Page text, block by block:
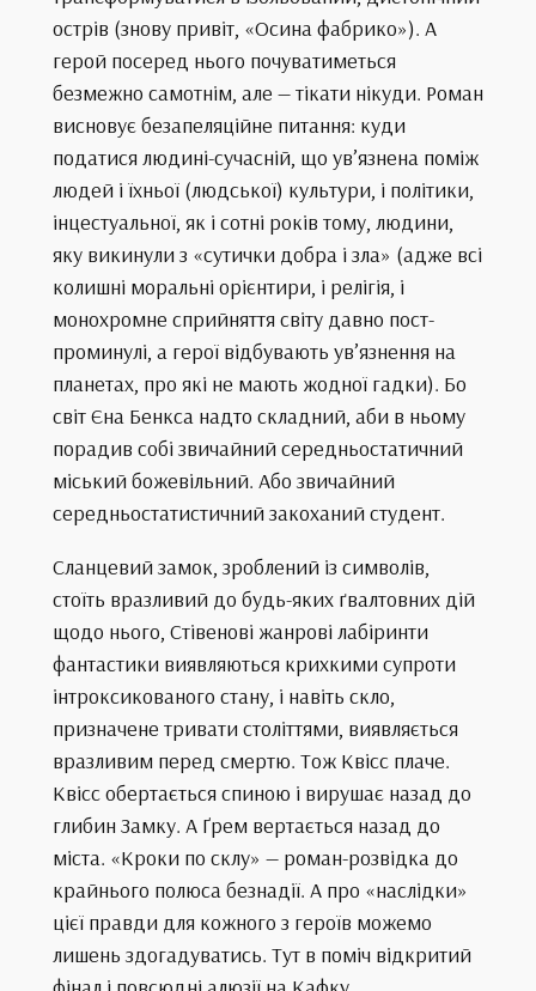
острів (знову привіт, «Осина фабрико»). А
герой посеред нього почуватиметься
безмежно самотнім, але — тікати нікуди. Роман
висновує безапеляційне питання: куди
податися людині-сучасній, що ув’язнена поміж
людей і їхньої (людської) культури, і політики,
інцестуальної, як і сотні років тому, людини,
яку викинули з «сутички добра і зла» (адже всі
колишні моральні орієнтири, і релігія, і
монохромне сприйняття світу давно пост-
проминулі, а герої відбувають ув’язнення на
планетах, про які не мають жодної гадки). Бо
світ Єна Бенкса надто складний, аби в ньому
порадив собі звичайний середньостатичний
міський божевільний. Або звичайний
середньостатистичний закоханий студент.
Сланцевий замок, зроблений із символів,
стоїть вразливий до будь-яких ґвалтовних дій
щодо нього, Стівенові жанрові лабіринти
фантастики виявляються крихкими супроти
інтроксикованого стану, і навіть скло,
призначене тривати століттями, виявляється
вразливим перед смертю. Тож Квісс плаче.
Квісс обертається спиною і вирушає назад до
глибин Замку. А Ґрем вертається назад до
міста. «Кроки по склу» — роман-розвідка до
крайнього полюса безнадії. А про «наслідки»
цієї правди для кожного з героїв можемо
лишень здогадуватись. Тут в поміч відкритий